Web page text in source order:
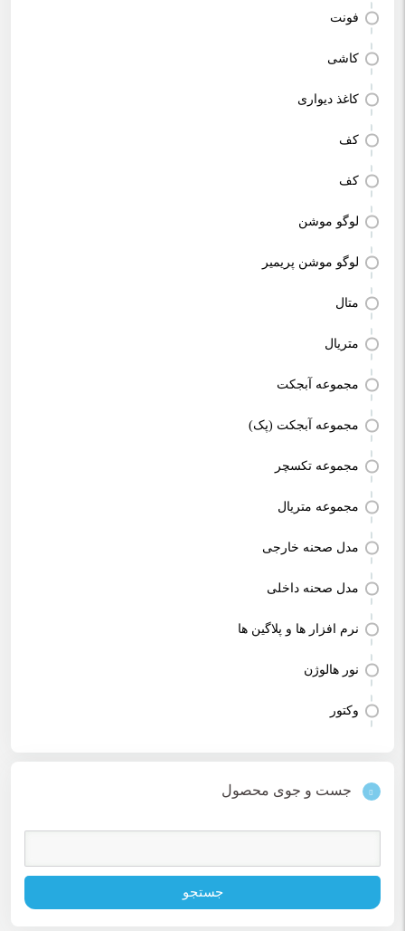
فونت
کاشی
کاغذ دیواری
کف
کف
لوگو موشن
لوگو موشن پریمیر
متال
متریال
مجموعه آبجکت
مجموعه آبجکت (پک)
مجموعه تکسچر
مجموعه متریال
مدل صحنه خارجی
مدل صحنه داخلی
نرم افزار ها و پلاگین ها
نور هالوژن
وکتور
جست و جوی محصول